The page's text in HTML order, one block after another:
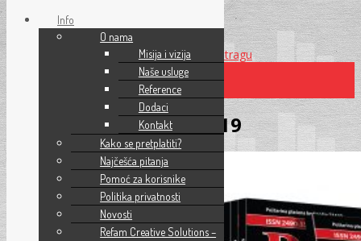
Preskoči na glavni sadržaj Preskoči na pretragu
Pravo i finansije 01-2019
Info
O nama
Misija i vizija
Naše usluge
Reference
Dodaci
Kontakt
Kako se pretplatiti?
Najčešća pitanja
Pomoć za korisnike
Politika privatnosti
Novosti
Refam Creative Solutions –